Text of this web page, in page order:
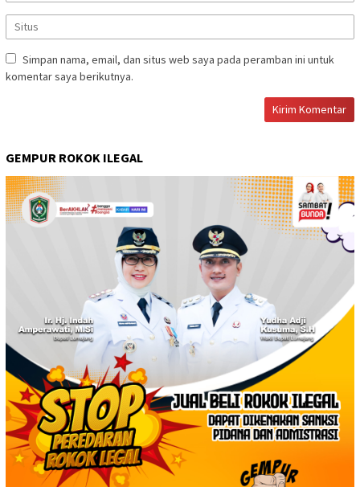
Simpan nama, email, dan situs web saya pada peramban ini untuk
komentar saya berikutnya.
GEMPUR ROKOK ILEGAL